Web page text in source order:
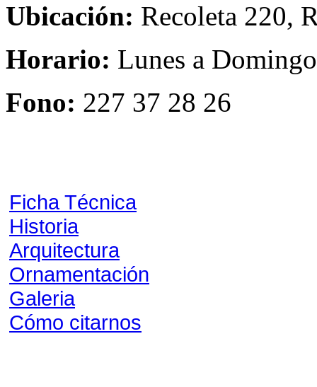
Ubicación: Recoleta 220,
Horario: Lunes a
Fono: 227 37 28 26
Ficha Técnica
Historia
Arquitectura
Ornamentación
Galeria
Cómo citarnos